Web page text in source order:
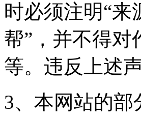
时必须注明“来
帮”，并不得对
等。违反上述
3、本网站的